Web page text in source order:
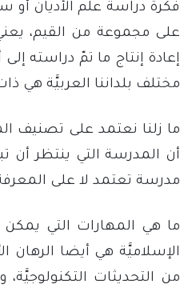
فكرة دراسة علم الأديان أو
على مجموعة من القيم،
إعادة إنتاج ما تمّ دراسته
مختلف بلداننا العربيَّة هي
ما زلنا نعتمد على تصنيف
أن المدرسة التي ينتظر أن
مدرسة تعتمد لا على
ما هي المهارات التي يمكن
الإسلاميَّة هي أيضا الرهان
من التحديثات